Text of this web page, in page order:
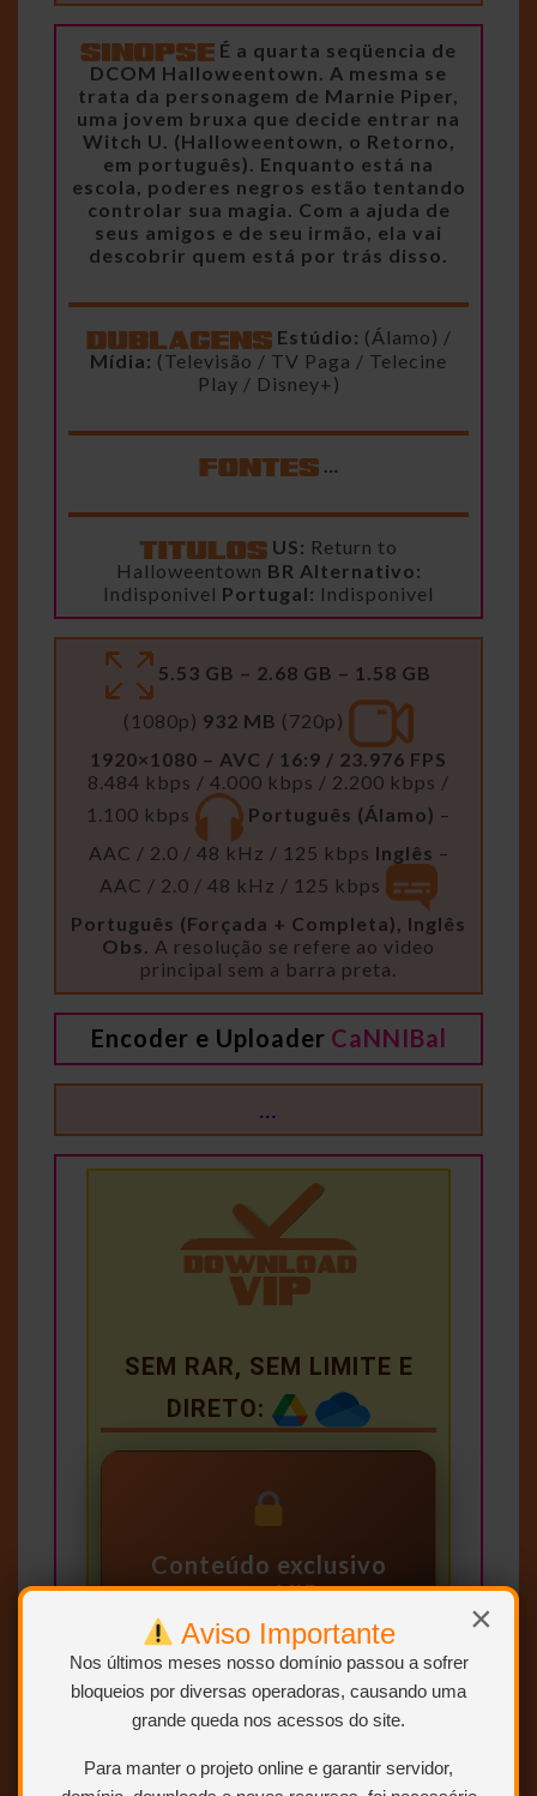
×
Aviso Importante
Nos últimos meses nosso domínio passou a sofrer
bloqueios por diversas operadoras, causando uma
grande queda nos acessos do site.
Para manter o projeto online e garantir servidor,
É a quarta seqüencia de
DCOM Halloweentown. A mesma se
trata da personagem de Marnie Piper,
uma jovem bruxa que decide entrar na
Witch U. (Halloweentown, o Retorno,
em português). Enquanto está na
escola, poderes negros estão tentando
controlar sua magia. Com a ajuda de
seus amigos e de seu irmão, ela vai
descobrir quem está por trás disso.
Estúdio: (Álamo) /
Mídia: (Televisão / TV Paga / Telecine
Play / Disney+)
US: Return to
Halloweentown BR Alternativo:
Indisponivel Portugal: Indisponivel
5.53 GB – 2.68 GB – 1.58 GB
(1080p) 932 MB (720p)
1920×1080 – AVC / 16:9 / 23.976 FPS
8.484 kbps / 4.000 kbps / 2.200 kbps /
1.100 kbps
Português (Álamo) –
AAC / 2.0 / 48 kHz / 125 kbps Inglês –
AAC / 2.0 / 48 kHz / 125 kbps
Português (Forçada + Completa), Inglês
Obs.
A resolução se refere ao video
principal sem a barra preta.
Encoder e Uploader CaNNIBal
SEM RAR, SEM LIMITE E
DIRETO:
Conteúdo exclusivo
para VIP
Você precisa serUsuário VIP
para visualizar os links de
download.
Mais velocidade